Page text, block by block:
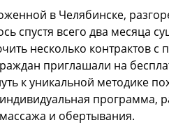
в Челябинске,
спустя всего два месяца
несколько контрактов
приглашали на
к уникальной методике
программа,
и обертывания.